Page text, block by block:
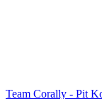
Team Corally - Pit